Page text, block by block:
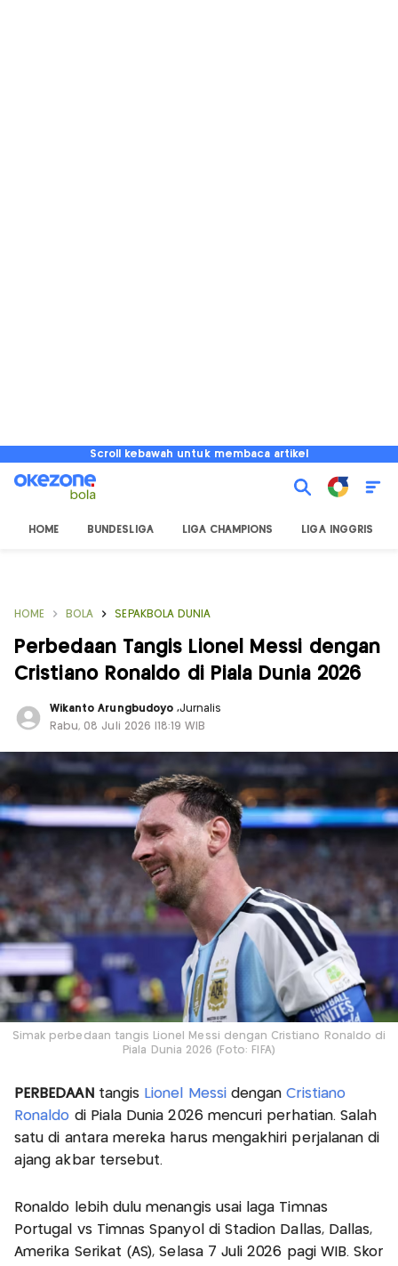
Scroll kebawah untuk membaca artikel
HOME BUNDESLIGA LIGA CHAMPIONS LIGA INGGRIS
HOME BOLA SEPAKBOLA DUNIA
Perbedaan Tangis Lionel Messi dengan
Cristiano Ronaldo di Piala Dunia 2026
Wikanto Arungbudoyo ,Jurnalis
Rabu, 08 Juli 2026 |18:19 WIB
Simak perbedaan tangis Lionel Messi dengan Cristiano Ronaldo di
Piala Dunia 2026 (Foto: FIFA)
PERBEDAAN tangis Lionel MessidenganCristiano
Ronaldo di Piala Dunia 2026 mencuri perhatian. Salah
satu di antara mereka harus mengakhiri perjalanan di
ajang akbar tersebut.
Ronaldo lebih dulu menangis usai laga Timnas
Portugal vs Timnas Spanyol di Stadion Dallas, Dallas,
Amerika Serikat (AS), Selasa 7 Juli 2026 pagi WIB. Skor